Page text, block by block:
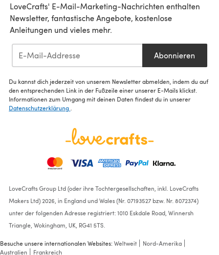
LoveCrafts' E-Mail-Marketing-Nachrichten enthalten
Newsletter, fantastische Angebote, kostenlose
Anleitungen und vieles mehr.
Abonnieren
Du kannst dich jederzeit von unserem Newsletter abmelden, indem du auf
den entsprechenden Link in der Fußzeile einer unserer E-Mails klickst.
Informationen zum Umgang mit deinen Daten findest du in unserer
Datenschutzerklärung
LoveCrafts Group Ltd (oder ihre Tochtergesellschaften, inkl. LoveCrafts
Makers Ltd) 2026, in England und Wales (Nr. 07193527 bzw. Nr. 8072374)
unter der folgenden Adresse registriert: 1010 Eskdale Road, Winnersh
Triangle, Wokingham, UK, RG41 5TS.
Besuche unsere internationalen Websites:Weltweit
Nord-Amerika
Australien
Frankreich